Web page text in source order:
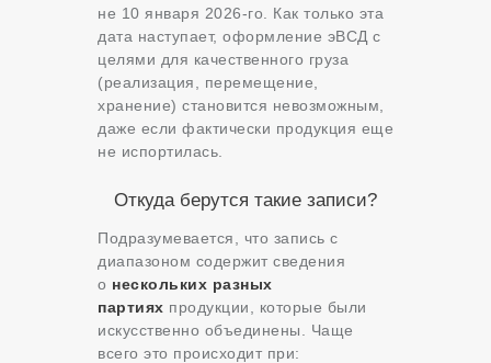
не 10 января 2026-го. Как только эта
дата наступает, оформление эВСД с
целями для качественного груза
(реализация, перемещение,
хранение) становится невозможным,
даже если фактически продукция еще
не испортилась.
Откуда берутся такие записи?
Подразумевается, что запись с
диапазоном содержит сведения
о нескольких разных
партиях продукции, которые были
искусственно объединены. Чаще
всего это происходит при: